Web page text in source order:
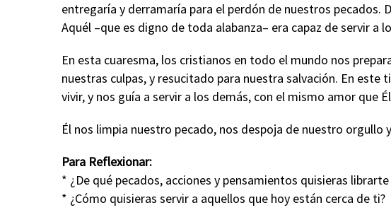
entregaría y derramaría para el perdón de nuestros
Aquél –que es digno de toda alabanza– era capaz de servir a
En esta cuaresma, los cristianos en todo el mundo nos
nuestras culpas, y resucitado para nuestra salvación. En
vivir, y nos guía a servir a los demás, con el mismo amor que
Él nos limpia nuestro pecado, nos despoja de nuestro orgullo
Para Reflexionar:
* ¿De qué pecados, acciones y pensamientos quisieras
* ¿Cómo quisieras servir a aquellos que hoy están cerca de ti?